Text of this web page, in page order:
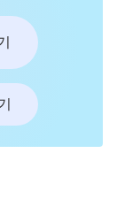
록 저를 깨우
습니다. 『
요구하고,
넓은 도량을